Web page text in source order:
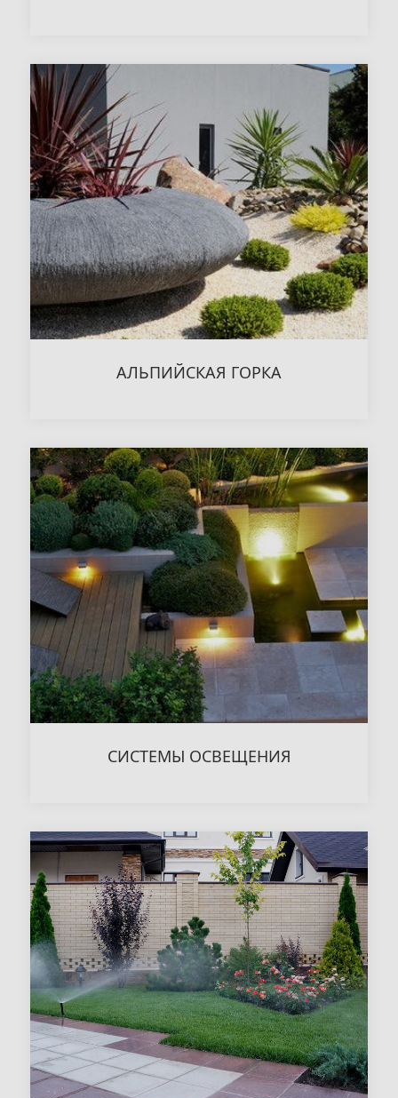
АЛЬПИЙСКАЯ ГОРКА
СИСТЕМЫ ОСВЕЩЕНИЯ